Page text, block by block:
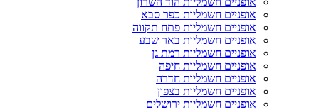
אופניים חשמליות כפר סבא
אופניים חשמליות פתח תקווה
אופניים חשמליות באר שבע
אופניים חשמליות רמת גן
אופניים חשמליות חיפה
אופניים חשמליות חדרה
אופניים חשמליות בצפון
אופניים חשמליות ירושלים